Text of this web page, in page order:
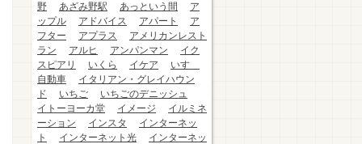
野
あざみ野駅 あっという間
ア
ップル
アドバイス アパート
ア
フター
アプラス
アメリカンレスト
ラン
アルヒ アンパンマン
イク
スピアリ
いくら イケア
いすゞ
自動車
イタリアン・グレイハウン
ド
いちご
いちごのデニッシュ
イトーヨーカ堂
イメージ
イルミネ
ーション
インスタ
インターネッ
ト
インターネット光
インターネッ